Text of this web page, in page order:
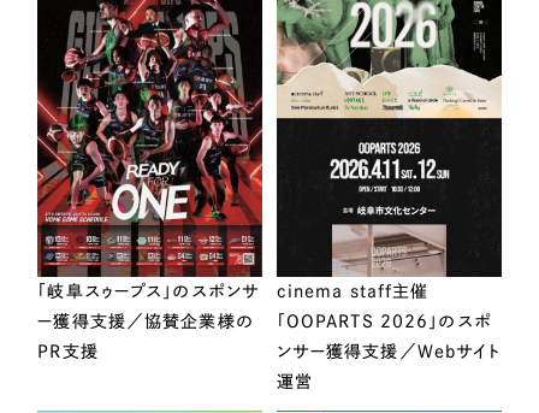
「岐阜スゥープス」のスポンサ
ー獲得支援／協賛企業様の
PR支援
cinema staff主催
「OOPARTS 2026」のスポ
ンサー獲得支援／Webサイト
運営